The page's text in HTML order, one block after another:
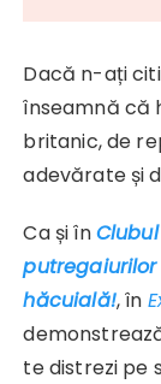
Dacă n-ați
înseamnă că
britanic, de
adevărate și
Ca și înClubul
putregaiurilor
hăcuială!, în
te distrezi pe